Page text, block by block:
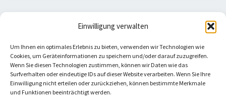
Einwilligung verwalten
Um Ihnen ein optimales Erlebnis zu bieten, verwenden wir Technologien wie
Cookies, um Geräteinformationen zu speichern und/oder darauf zuzugreifen.
Wenn Sie diesen Technologien zustimmen, können wir Daten wie das
Surfverhalten oder eindeutige IDs auf dieser Website verarbeiten. Wenn Sie Ihre
Einwilligung nicht erteilen oder zurückziehen, können bestimmte Merkmale
und Funktionen beeinträchtigt werden.
Bistum Eichstätt
Caritas Verband